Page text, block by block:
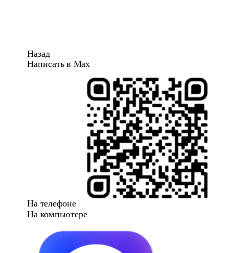
Назад
Написать в Max
На телефоне
На компьютере